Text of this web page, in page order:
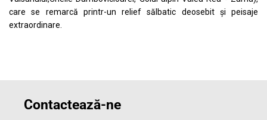
care se remarcă printr-un relief sălbatic deosebit și peisaje
extraordinare.